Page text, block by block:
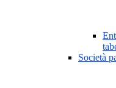
Società